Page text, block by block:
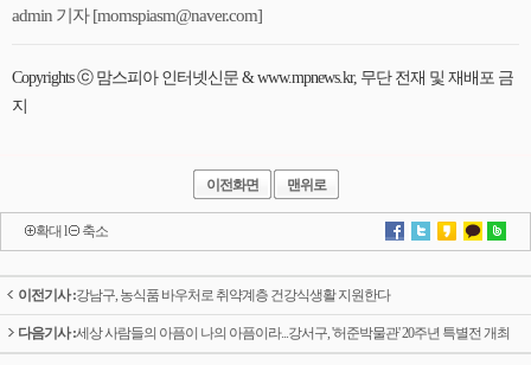
admin 기자 [momspiasm@naver.com]
Copyrights ⓒ 맘스피아 인터넷신문 & www.mpnews.kr, 무단 전재 및 재배포 금
지
이전화면 맨위로
확대l 축소
이전기사 :강남구, 농식품 바우처로 취약계층 건강식생활 지원한다
다음기사 :세상 사람들의 아픔이 나의 아픔이라...강서구, '허준박물관' 20주년 특별전 개최